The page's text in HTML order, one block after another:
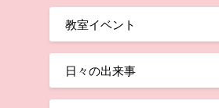
教室イベント
日々の出来事